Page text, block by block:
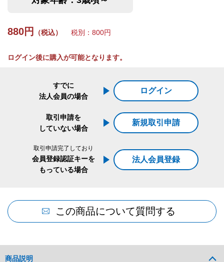
880円 （税込） 税別：800円
ログイン後に購入が可能となります。
すでに
法人会員の場合
ログイン
取引申請を
していない場合
新規取引申請
取引申請完了しており
会員登録認証キーを
もっている場合
法人会員登録
この商品について質問する
商品説明